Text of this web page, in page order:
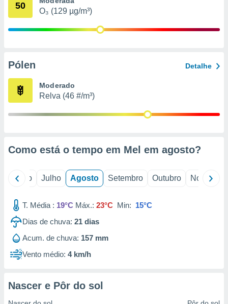
estudos
50
O₃ (129 µg/m³)
Pólen Detalhe
Moderado
Relva (46 #/m³)
Como está o tempo em Mel em agosto?
Junho Julho Agosto Setembro Outubro Novembro
T. Média : 19°C Máx.: 23°C Min: 15°C
Dias de chuva: 21 dias
Acum. de chuva: 157 mm
Vento médio: 4 km/h
Nascer e Pôr do sol